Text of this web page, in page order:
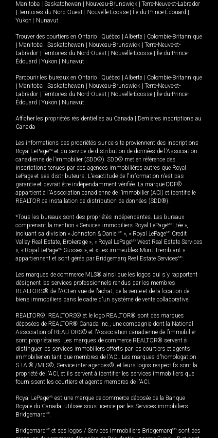
Manitoba
Saskatchewan Nouveau-Brunswick
Terre-Neuve-et-Labrador
Territoires du Nord-Ouest Nouvelle-Écosse Île-du-Prince-Édouard
Yukon
Nunavut.
Trouver des courtiers en Ontario Québec Alberta
Colombie-Britannique
Manitoba Saskatchewan Nouveau-Brunswick
Terre-Neuve-et-
Labrador
Territoires du Nord-Ouest Nouvelle-Écosse
Île-du-Prince-
Édouard
Yukon Nunavut
Parcourir les bureaux en Ontario Québec Alberta
Colombie-Britannique
Manitoba Saskatchewan Nouveau-Brunswick
Terre-Neuve-et-
Labrador
Territoires du Nord-Ouest Nouvelle-Écosse
Île-du-Prince-
Édouard
Yukon Nunavut
Afficher les propriétés résidentielles au Canada
Dernières inscriptions au
Canada
Les informations des propriétés sur ce site proviennent des inscriptions
Royal LePageMD et du service de distribution de données de l'Association
canadienne de l’immobilier (SDD®). SDD® met en référence des
inscriptions tenues par des agences immobilières autres que Royal
LePage et ses distributeurs. L'exactitude de l'information n'est pas
garantie et devrait être indépendamment vérifiée. La marque DDF®
appartient à l'Association canadienne de l’immobilier (ACI) et identifie le
REALTOR.ca Installation de distribution de données (SDD®).
*Tous les bureaux sont des propriétés indépendantes. Les bureaux
comprenant la mention « Services immobiliers Royal LePageMD Ltée »,
incluant sa division « Johnston & Daniel MD », « Royal LePageMD Credit
Valley Real Estate, Brokerage », « Royal LePageMD West Real Estate Services
», « Royal LePageMD Sussex », et « Les immeubles Mont-Tremblant »
appartiennent et sont gérés par Bridgemarq Real Estate ServicesMD.
Les marques de commerce MLS® ainsi que les logos qui s'y rapportent
désignent les services professionnels rendus par les membres
REALTORS® de l'ACI en vue de l'achat, de la vente et de la location de
biens immobiliers dans le cadre d'un système de vente collaborative.
REALTOR®, REALTORS® et le logo REALTOR® sont des marques
déposées de REALTOR® Canada Inc., une compagnie dont la National
Association of REALTORS® et l'Association canadienne de l’immobilier
sont propriétaires. Les marques de commerce REALTOR® servent à
distinguer les services immobiliers offerts par les courtiers et agents
immobilier en tant que membres de l'ACI. Les marques d'homologation
S.I.A.® /MLS®, Service inter-agences®, et leurs logos respectifs sont la
propriété de l'ACI, et ils servent à identifier les services immobiliers que
fournissent les courtiers et agents membres de l'ACI.
Royal LePageMD est une marque de commerce déposée de la Banque
Royale du Canada, utilisée sous licence par les Services immobiliers
BridgemarqMD.
BridgemarqMD et ses logos / Services immobiliers BridgemarqMD sont des